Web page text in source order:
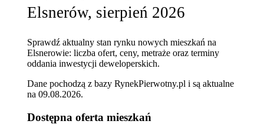
Elsnerów, sierpień 2026
Sprawdź aktualny stan rynku nowych mieszkań na
Elsnerowie: liczba ofert, ceny, metraże oraz terminy
oddania inwestycji deweloperskich.
Dane pochodzą z bazy RynekPierwotny.pl i są aktualne
na09.08.2026.
Dostępna oferta mieszkań